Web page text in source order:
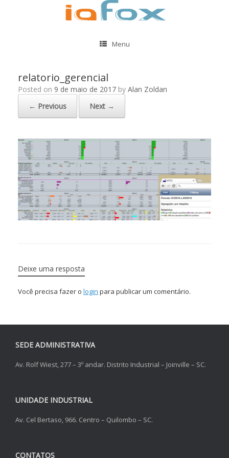
Menu
relatorio_gerencial
Posted on 9 de maio de 2017 by Alan Zoldan
← Previous
Next →
Deixe uma resposta
Você precisa fazer o login para publicar um comentário.
SEDE ADMINISTRATIVA
Av. Rolf Wiest, 277 – 3º andar. Distrito Industrial – Joinville – SC.
UNIDADE INDUSTRIAL
Av. Cel Bertaso, 966. Centro – Quilombo – SC.
CONTATOS